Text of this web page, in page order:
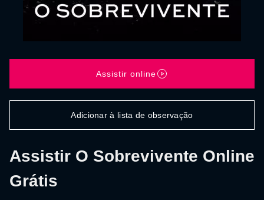
Assistir O Sobrevivente Online
Grátis
Assistir online
Adicionar à lista de observação